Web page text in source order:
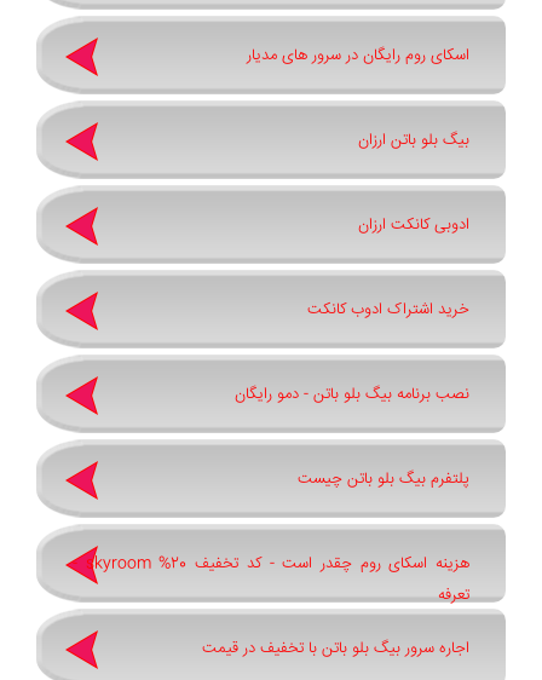
اسکای روم رایگان در سرور های مدیار
بیگ بلو باتن ارزان
ادوبی کانکت ارزان
خرید اشتراک ادوب کانکت
نصب برنامه بیگ بلو باتن - دمو رایگان
پلتفرم بیگ بلو باتن چیست
هزینه اسکای روم چقدر است - کد تخفیف 20% skyroom -
تعرفه
اجاره سرور بیگ بلو باتن با تخفیف در قیمت